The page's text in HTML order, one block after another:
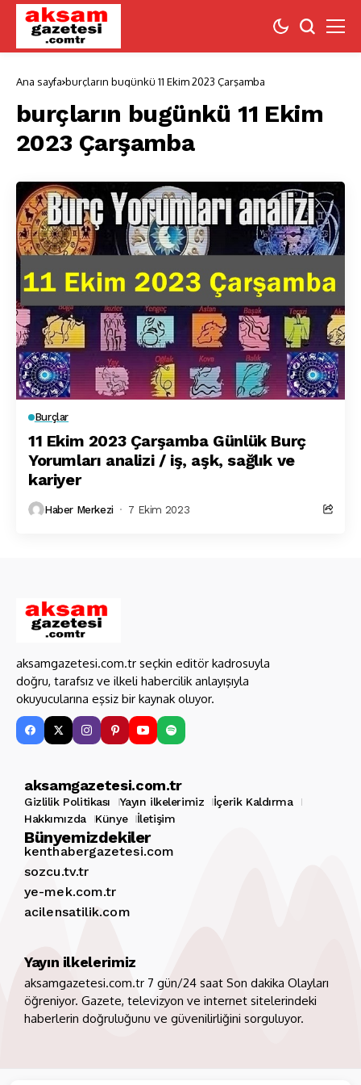
Ana sayfa burçların bugünkü 11 Ekim 2023 Çarşamba
burçların bugünkü 11 Ekim
2023 Çarşamba
Burçlar
11 Ekim 2023 Çarşamba Günlük Burç
Yorumları analizi / iş, aşk, sağlık ve
kariyer
Haber Merkezi 7 Ekim 2023
aksamgazetesi.com.tr seçkin editör kadrosuyla
doğru, tarafsız ve ilkeli habercilik anlayışıyla
okuyucularına eşsiz bir kaynak oluyor.
aksamgazetesi.com.tr
Gizlilik Politikası Yayın ilkelerimiz
İçerik Kaldırma
Hakkımızda
Künye İletişim
Bünyemizdekiler
kenthabergazetesi.com
sozcu.tv.tr
ye-mek.com.tr
acilensatilik.com
Yayın ilkelerimiz
aksamgazetesi.com.tr 7 gün/24 saat Son dakika Olayları
öğreniyor. Gazete, televizyon ve internet sitelerindeki
haberlerin doğruluğunu ve güvenilirliğini sorguluyor.